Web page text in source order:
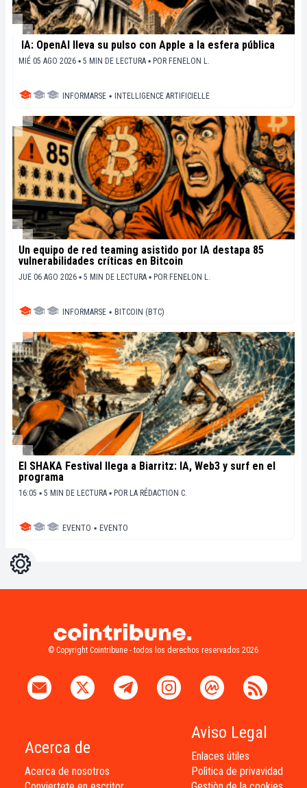
IA: OpenAI lleva su pulso con Apple a la esfera pública
MIÉ 05 AGO 2026 ▪ 5 MIN DE LECTURA ▪ POR FENELON L.
INFORMARSE ▪ INTELLIGENCE ARTIFICIELLE
Un equipo de red teaming asistido por IA destapa 85
vulnerabilidades críticas en Bitcoin
JUE 06 AGO 2026 ▪ 5 MIN DE LECTURA ▪ POR FENELON L.
INFORMARSE ▪ BITCOIN (BTC)
El SHAKA Festival llega a Biarritz: IA, Web3 y surf en el
programa
16:05 ▪ 5 MIN DE LECTURA ▪ POR LA RÉDACTION C.
EVENTO ▪ EVENTO
Ajustes
© Copyright Cointribune - todos los derechos reservados 2026
Acerca de
Acerca de nosotros
Aviso Legal
Enlaces útiles
Polìtica de privavidad